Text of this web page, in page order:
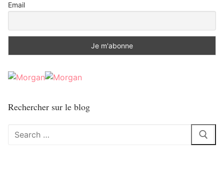
Email
Rechercher sur le blog
Rechercher